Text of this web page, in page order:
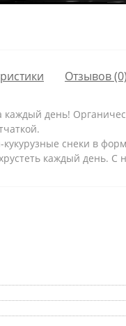
Отзывов (0)
день!
снеки в
каждый день.